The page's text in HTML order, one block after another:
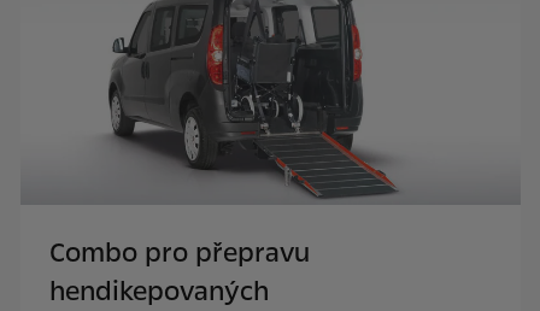
Combo pro přepravu
hendikepovaných